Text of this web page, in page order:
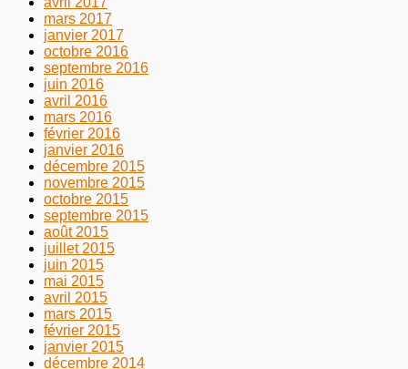
mars 2017
janvier 2017
octobre 2016
septembre 2016
juin 2016
avril 2016
mars 2016
février 2016
janvier 2016
décembre 2015
novembre 2015
octobre 2015
septembre 2015
août 2015
juillet 2015
juin 2015
mai 2015
avril 2015
mars 2015
février 2015
janvier 2015
décembre 2014